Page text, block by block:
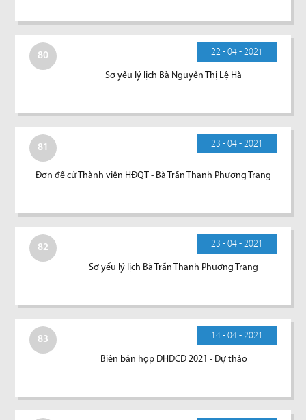
80 22 - 04 - 2021
Sơ yếu lý lịch Bà Nguyễn Thị Lệ Hà
81 23 - 04 - 2021
Đơn đề cử Thành viên HĐQT - Bà Trần Thanh Phương Trang
82 23 - 04 - 2021
Sơ yếu lý lịch Bà Trần Thanh Phương Trang
83 14 - 04 - 2021
Biên bản họp ĐHĐCĐ 2021 - Dự thảo